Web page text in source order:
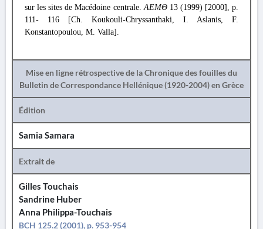
sur les sites de Macédoine centrale.ΑΕΜΘ13 (1999) [2000], p.
111- 116 [Ch. Koukouli-Chryssanthaki, I. Aslanis, F.
Konstantopoulou, M. Valla].
Mise en ligne rétrospective de la Chronique des fouilles du
Bulletin de Correspondance Hellénique (1920-2004) en Grèce
Édition
Samia Samara
Extrait de
Gilles Touchais
Sandrine Huber
Anna Philippa-Touchais
BCH 125.2 (2001), p. 953-954